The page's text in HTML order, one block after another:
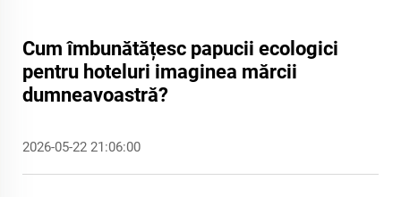
Cum îmbunătățesc papucii ecologici
pentru hoteluri imaginea mărcii
dumneavoastră?
2026-05-22 21:06:00